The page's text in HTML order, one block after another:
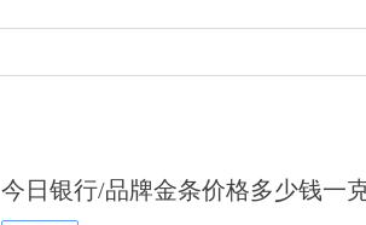
今日银行/品牌金条价格多少钱一